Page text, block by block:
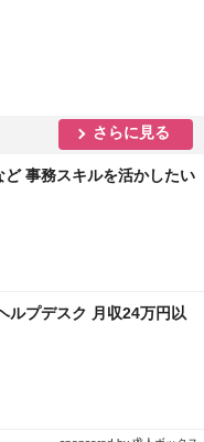
さらに見る
事務スキルを活かしたい
ルプデスク 月収24万円以